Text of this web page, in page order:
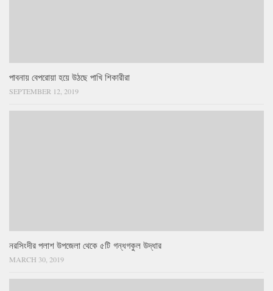
পাবনায় বেপরোয়া হয়ে উঠছে পাখি শিকারীরা
SEPTEMBER 12, 2019
নরসিংদীর পলাশ উপজেলা থেকে ৫টি গন্ধগকুল উদ্ধার
MARCH 30, 2019